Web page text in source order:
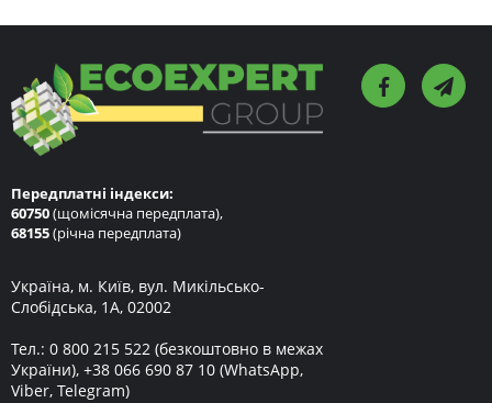
Передплатні індекси:
60750(щомісячна передплата),
68155(річна передплата)
Україна, м. Київ, вул. Микільсько-
Слобідська, 1А, 02002
Тел.: 0 800 215 522 (безкоштовно в межах
України), +38 066 690 87 10 (WhatsApp,
Viber, Telegram)